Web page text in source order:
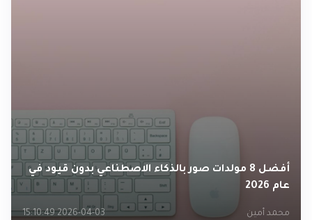
أفضل 8 مولدات صور بالذكاء الاصطناعي بدون قيود في
عام 2026
محمد أمين 2026-04-03 15:10:49